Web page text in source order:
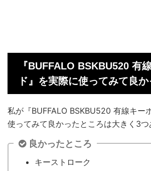
『BUFFALO BSKBU520 有
ド』を実際に使ってみて良
私が『BUFFALO BSKBU520 有線キー
使ってみて良かったところは大きく3つ
良かったところ
キーストローク